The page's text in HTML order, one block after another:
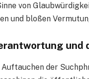
von
und bloßen
und
Auftauchen der